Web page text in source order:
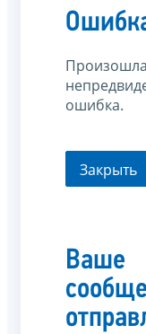
Произошла
ошибка.
Закрыть
Ваше